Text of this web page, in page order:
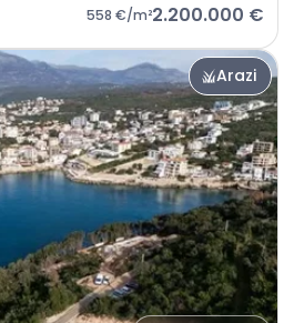
558 €/m²2.200.000 €
Arazi